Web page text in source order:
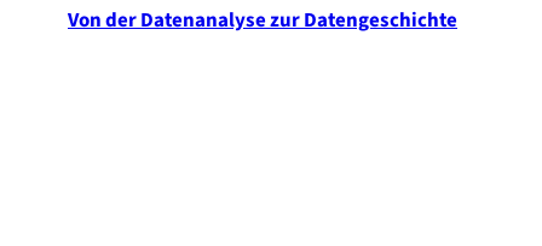
Von der Datenanalyse zur Datengeschichte